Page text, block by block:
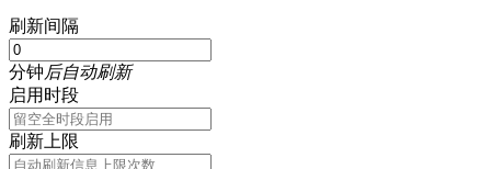
刷新间隔
分钟后自动刷新
启用时段
刷新上限